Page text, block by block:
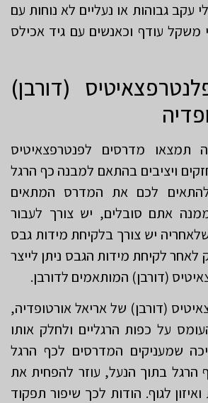
עקב גבוהות או נעליים לא נוחות עם
משקל עודף וכאנשים עם גיד אכילס
(דורבן)
תמצאו מדרסים לפנטרפצאיטיס
ויציבים בהתאם למבנה כף הרגל
לכם את המדרס המתאים
אתם סובלים, יש צורך לעבור
יש צורך בלקיחת מידות גבס
לקיחת מידות הגבס ניתן לייצר
(דורבן) המותאמים לדורבן.
(דורבן) של אריאל אורטופדיה,
על כפות הרגליים ולחלק אותו
שמעניקים המדרסים לכף הרגל
הרגל בתוך הנעל, עוזר להפחית את
לגוף. הודות לכך שיפור תפקוד